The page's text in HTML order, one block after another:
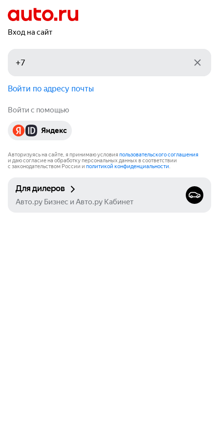
Вход на сайт
Войти по адресу почты
Войти с помощью
Яндекс
Авторизуясь на сайте, я принимаю условия пользовательского соглашения
и даю согласие на обработку персональных данных в соответствии
с законодательством России и политикой конфиденциальности.
Для дилеров
Авто.ру Бизнес и Авто.ру Кабинет